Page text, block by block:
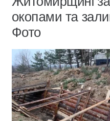
окопами та
Фото